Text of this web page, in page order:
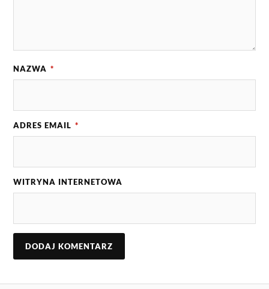
NAZWA *
ADRES EMAIL *
WITRYNA INTERNETOWA